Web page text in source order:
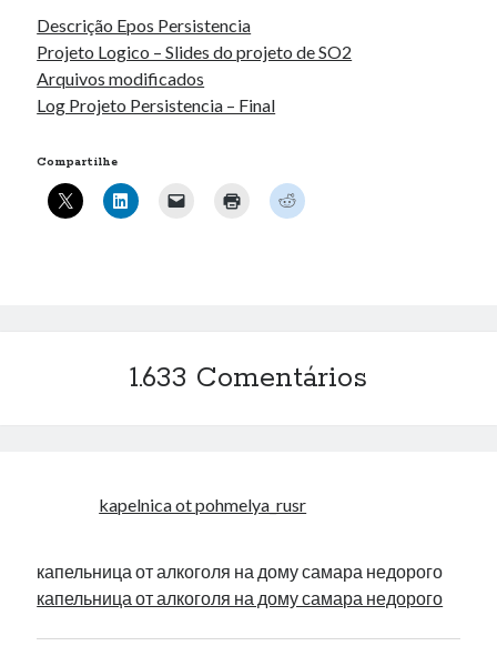
10 11 12 13 14 15
17 18 19 20 21 22 23
24 25 26 27 28
« mar
Programando atmega8u2 no Arduino Uno utilizando USB Asp
'mb_comments' is marked as crashed and should be
ON mb_posts.ID = mb_comments.comment_post_ID
WHERE ( comment_approved = '1' ) AND
comment_post_ID = 1459 AND comment_parent = 0
Descrição Epos Persistencia
Projeto Logico – Slides do projeto de SO2
Arquivos modificados
Log Projeto Persistencia – Final
Compartilhe
1.633 Comentários
kapelnica ot pohmelya_rusr
капельница от алкоголя на дому самара недорого
капельница от алкоголя на дому самара недорого